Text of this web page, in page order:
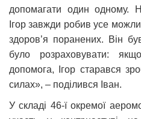
допомагати один одному.
Ігор завжди робив усе
здоров’я поранених. Він
було розраховувати:
допомога, Ігор старався
силах», – поділився Іван.
У складі 46-ї окремої